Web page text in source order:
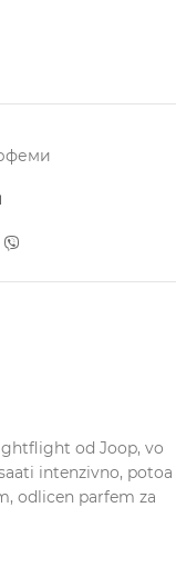
od Joop, vo
intenzivno, potoa
odlicen parfem za